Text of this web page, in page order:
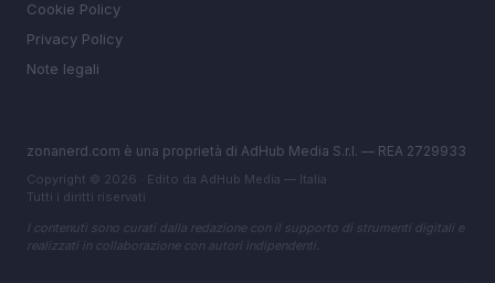
Cookie Policy
Privacy Policy
Note legali
zonanerd.com è una proprietà di AdHub Media S.r.l. — REA 2729933
Copyright © 2026 · Edito da AdHub Media — Italia
Tutti i diritti riservati
I contenuti sono curati dalla redazione con il supporto di strumenti digitali e
realizzati in collaborazione con autori indipendenti.